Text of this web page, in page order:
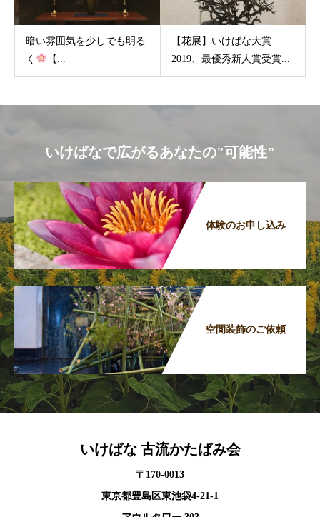
暗い雰囲気を少しでも明る
く
【...
【花展】いけばな大賞
2019、最優秀新人賞受賞...
いけばなで広がるあなたの"可能性"
体験のお申し込み
空間装飾のご依頼
いけばな 古流かたばみ会
〒170-0013
東京都豊島区東池袋4-21-1